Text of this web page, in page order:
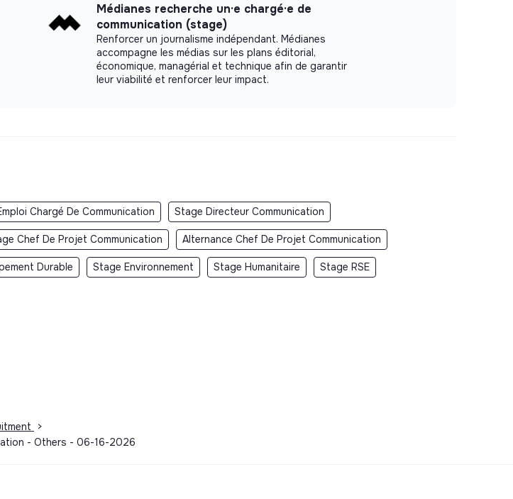
Médianes recherche un·e chargé·e de
communication (stage)
Renforcer un journalisme indépendant. Médianes
accompagne les médias sur les plans éditorial,
économique, managérial et technique afin de garantir
leur viabilité et renforcer leur impact.
Chargé De Communication Stage Directeur Communication
Chef De Projet Communication Alternance Chef De Projet Communication
Durable Stage Environnement Stage Humanitaire Stage RSE
>
- Others - 06-16-2026